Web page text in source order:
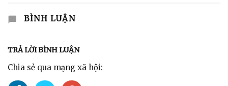
BÌNH LUẬN
TRẢ LỜI BÌNH LUẬN
Chia sẻ qua mạng xã hội: